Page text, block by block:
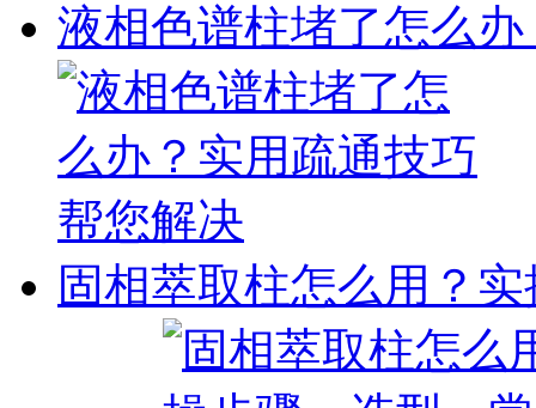
液相色谱柱堵了怎么
固相萃取柱怎么用？